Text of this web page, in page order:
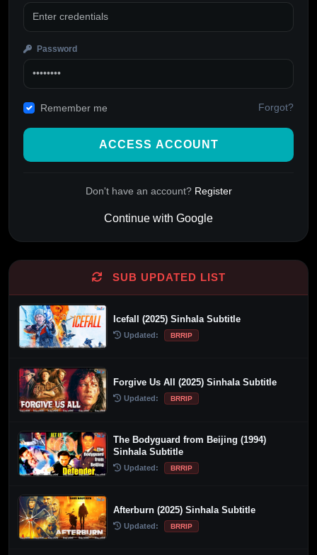
Password
Remember me Forgot?
ACCESS ACCOUNT
Don't have an account? Register
Continue with Google
SUB UPDATED LIST
Icefall (2025) Sinhala Subtitle
Updated: BRRIP
Forgive Us All (2025) Sinhala Subtitle
Updated: BRRIP
The Bodyguard from Beijing (1994)
Sinhala Subtitle
Updated: BRRIP
Afterburn (2025) Sinhala Subtitle
Updated: BRRIP